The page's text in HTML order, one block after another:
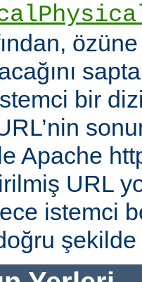
bir
Apache
URL
istemci